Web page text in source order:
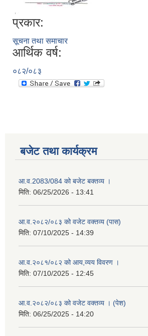
प्रकार:
सूचना तथा समाचार
आर्थिक वर्ष:
०८२/०८३
बजेट तथा कार्यक्रम
आ.व.2083/084 को बजेट बक्तव्य ।
मिति: 06/25/2026 - 13:41
आ.व.२०८२/०८३ को वजेट वक्तव्य (पास)
मिति: 07/10/2025 - 14:39
आ.व.२०८१/०८२ को आय,व्यय विवरण ।
मिति: 07/10/2025 - 12:45
आ.व.२०८२/०८३ को वजेट वक्तव्य । (पेश)
मिति: 06/25/2025 - 14:20